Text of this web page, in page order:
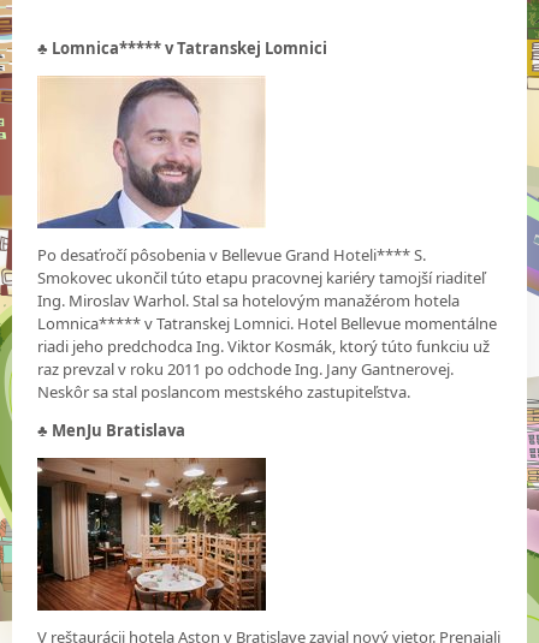
♣ Lomnica***** v Tatranskej Lomnici
Po desaťročí pôsobenia v Bellevue Grand Hoteli**** S.
Smokovec ukončil túto etapu pracovnej kariéry tamojší riaditeľ
Ing. Miroslav Warhol. Stal sa hotelovým manažérom hotela
Lomnica***** v Tatranskej Lomnici. Hotel Bellevue momentálne
riadi jeho predchodca Ing. Viktor Kosmák, ktorý túto funkciu už
raz prevzal v roku 2011 po odchode Ing. Jany Gantnerovej.
Neskôr sa stal poslancom mestského zastupiteľstva.
♣ MenJu Bratislava
V reštaurácii hotela Aston v Bratislave zavial nový vietor. Prenajali